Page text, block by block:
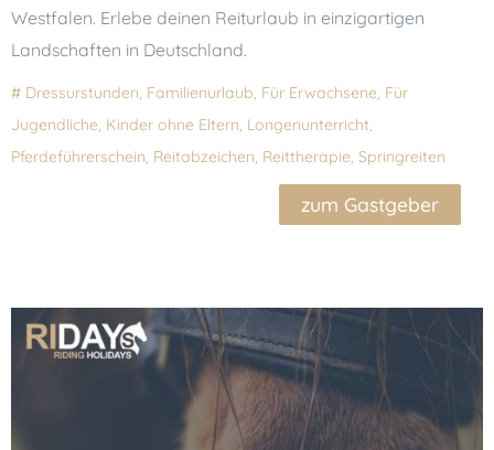
Westfalen. Erlebe deinen Reiturlaub in einzigartigen
Landschaften in Deutschland.
# Dressurstunden Familienurlaub Für Erwachsene Für
Jugendliche Kinder ohne Eltern Longenunterricht
Pferdeführerschein Reitabzeichen Reittherapie Springreiten
zum Gastgeber